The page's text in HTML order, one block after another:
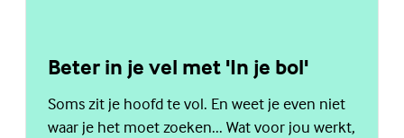
Beter in je vel met 'In je bol'
Soms zit je hoofd te vol. En weet je even niet
waar je het moet zoeken... Wat voor jou werkt,